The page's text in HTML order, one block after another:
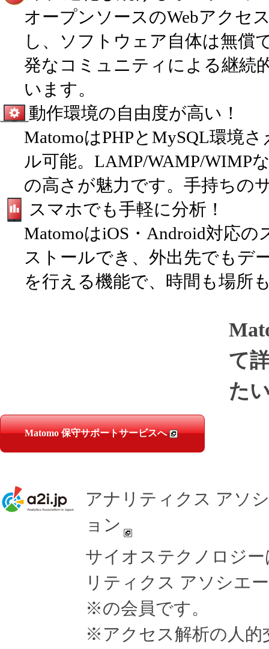
オープンソースのWebアクセ
し、ソフトウェア自体は無償
発なコミュニティによる継続
います。
動作環境の自由度が高い！
MatomoはPHPとMySQL環境
ル可能。LAMP/WAMP/WIMP
の高さが魅力です。手持ちの
スマホでも手軽に分析！
MatomoはiOS・Android対応
ストールでき、外出先でもデ
を行える機能で、時間も場所
て
た
Matomo 保守サポートサービスへ
アナリティクス アソ
ョン
サイオステクノロジ
リティクス アソシエ
※の会員です。
※アクセス解析の人的